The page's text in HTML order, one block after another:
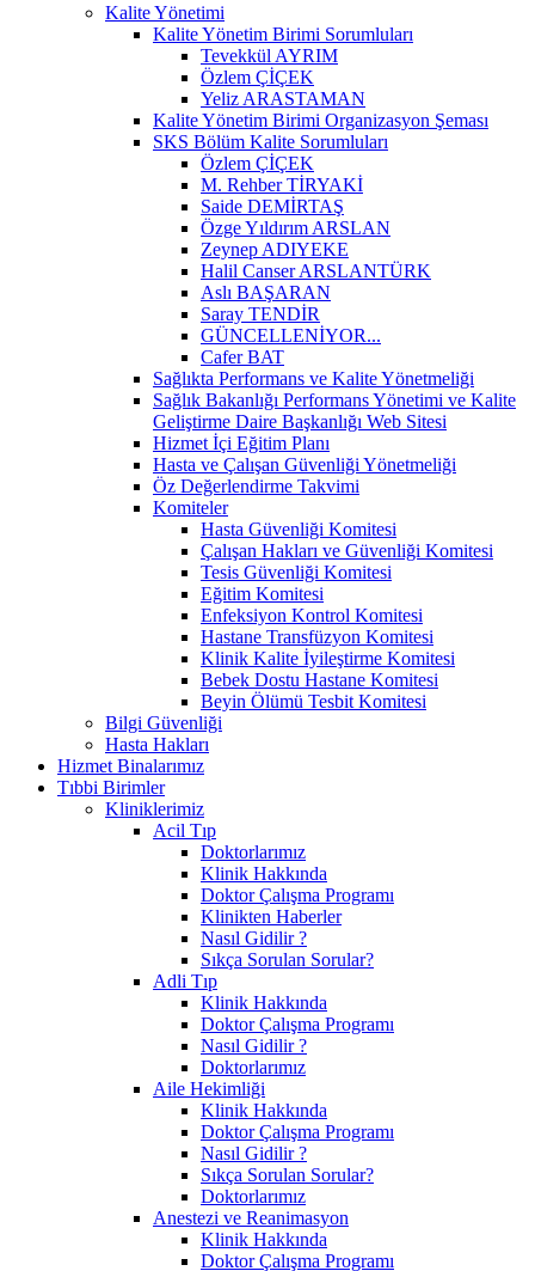
Kalite Yönetimi
Kalite Yönetim Birimi Sorumluları
Tevekkül AYRIM
Özlem ÇİÇEK
Yeliz ARASTAMAN
Kalite Yönetim Birimi Organizasyon Şeması
SKS Bölüm Kalite Sorumluları
Özlem ÇİÇEK
M. Rehber TİRYAKİ
Saide DEMİRTAŞ
Özge Yıldırım ARSLAN
Zeynep ADIYEKE
Halil Canser ARSLANTÜRK
Aslı BAŞARAN
Saray TENDİR
GÜNCELLENİYOR...
Cafer BAT
Sağlıkta Performans ve Kalite Yönetmeliği
Sağlık Bakanlığı Performans Yönetimi ve Kalite
Geliştirme Daire Başkanlığı Web Sitesi
Hizmet İçi Eğitim Planı
Hasta ve Çalışan Güvenliği Yönetmeliği
Öz Değerlendirme Takvimi
Komiteler
Hasta Güvenliği Komitesi
Çalışan Hakları ve Güvenliği Komitesi
Tesis Güvenliği Komitesi
Eğitim Komitesi
Enfeksiyon Kontrol Komitesi
Hastane Transfüzyon Komitesi
Klinik Kalite İyileştirme Komitesi
Bebek Dostu Hastane Komitesi
Beyin Ölümü Tesbit Komitesi
Bilgi Güvenliği
Hasta Hakları
Hizmet Binalarımız
Tıbbi Birimler
Kliniklerimiz
Acil Tıp
Doktorlarımız
Klinik Hakkında
Doktor Çalışma Programı
Klinikten Haberler
Nasıl Gidilir ?
Sıkça Sorulan Sorular?
Adli Tıp
Klinik Hakkında
Doktor Çalışma Programı
Nasıl Gidilir ?
Doktorlarımız
Aile Hekimliği
Klinik Hakkında
Doktor Çalışma Programı
Nasıl Gidilir ?
Sıkça Sorulan Sorular?
Doktorlarımız
Anestezi ve Reanimasyon
Klinik Hakkında
Doktor Çalışma Programı